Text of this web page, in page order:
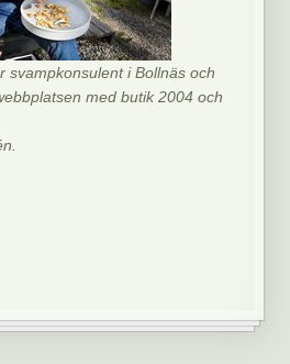
svampkonsulent i Bollnäs och
med butik 2004 och